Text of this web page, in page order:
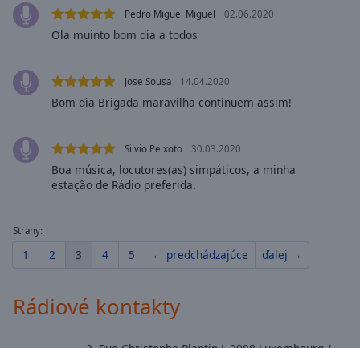
and
close
Text
Opacity
Background
Pedro Miguel Miguel 02.06.2020
Ola muinto bom dia a todos
Jose Sousa 14.04.2020
Bom dia Brigada maravilha continuem assim!
Silvio Peixoto 30.03.2020
Boa música, locutores(as) simpáticos, a minha
estação de Rádio preferida.
Strany:
1 2 3 4 5 ← predchádzajúce ďalej →
Rádiové kontakty